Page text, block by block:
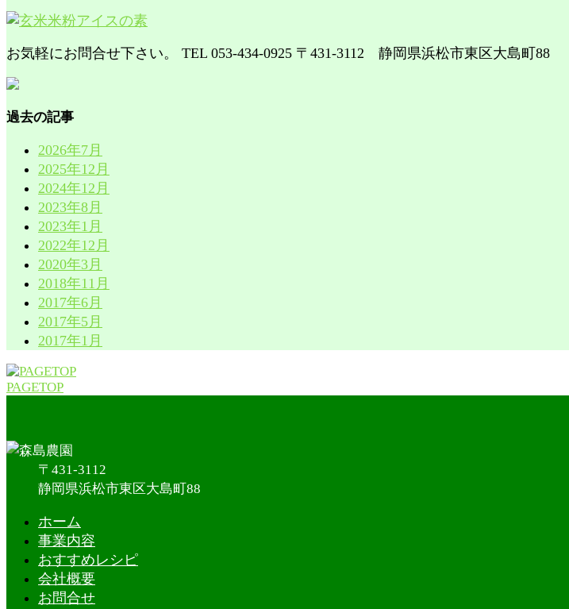
お気軽にお問合せ下さい。 TEL 053-434-0925 〒431-3112 静岡県浜松市東区大島町88
過去の記事
2026年7月
2025年12月
2024年12月
2023年8月
2023年1月
2022年12月
2020年3月
2018年11月
2017年6月
2017年5月
2017年1月
PAGETOP
〒431-3112
静岡県浜松市東区大島町88
ホーム
事業内容
おすすめレシピ
会社概要
お問合せ